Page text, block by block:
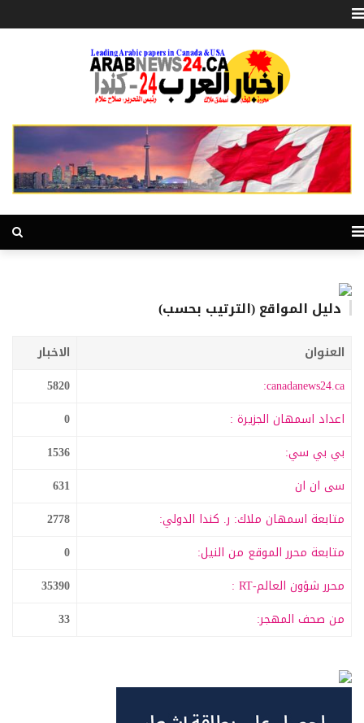
دليل المواقع (الترتيب بحسب)
العنوان
الاخبار
canadanews24.ca:
5820
اعداد اسمهان الجزيرة :
0
بي بي سي:
1536
سى ان ان
631
متابعة اسمهان ملاك: ر. كندا الدولي:
2778
متابعة محرر الموقع من النيل:
0
محرر شؤون العالم-RT :
35390
من صحف المهجر:
33